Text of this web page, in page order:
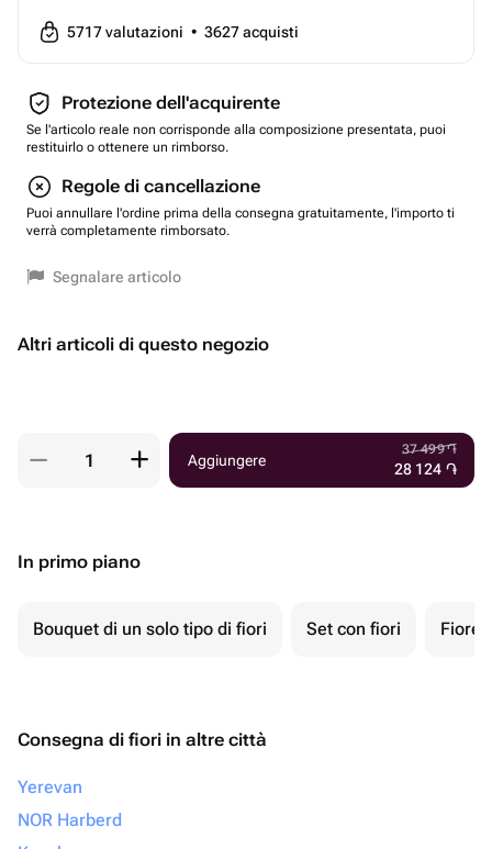
5717valutazioni • 3627acquisti
Protezione dell'acquirente
Se l'articolo reale non corrisponde alla composizione presentata, puoi
restituirlo o ottenere un rimborso.
Regole di cancellazione
Puoi annullare l'ordine prima della consegna gratuitamente, l'importo ti
verrà completamente rimborsato.
Segnalare articolo
Altri articoli di questo negozio
Aggiungere
37 499֏
28 124 ֏
In primo piano
Bouquet di un solo tipo di fiori Set con fiori Fiore
Consegna di fiori in altre città
Yerevan
NOR Harberd